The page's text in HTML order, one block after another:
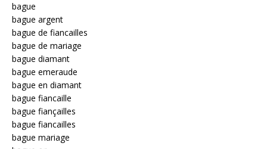
bague
bague argent
bague de fiancailles
bague de mariage
bague diamant
bague emeraude
bague en diamant
bague fiancaille
bague fiançailles
bague fiancailles
bague mariage